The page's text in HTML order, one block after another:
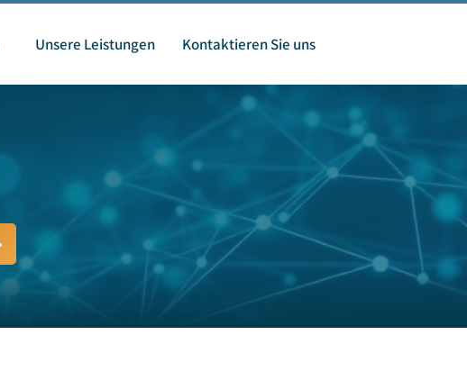
Unsere Leistungen Kontaktieren Sie uns